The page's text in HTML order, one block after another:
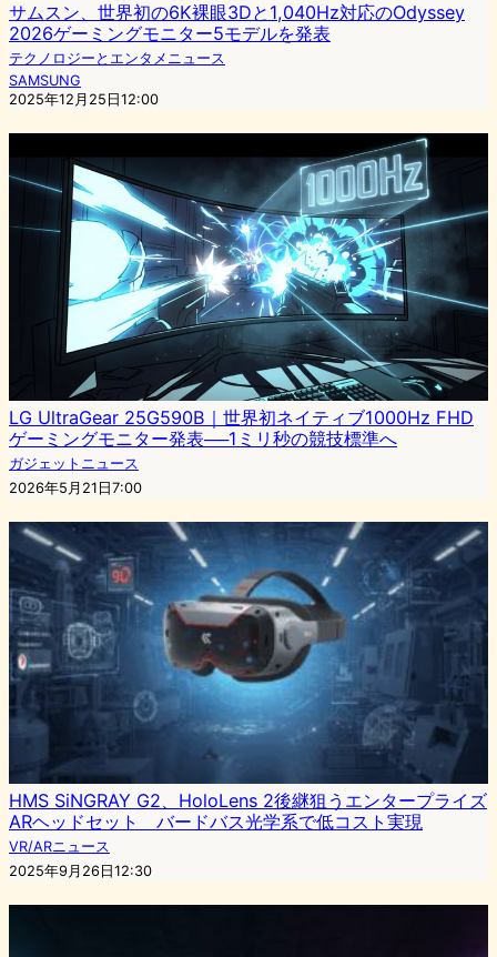
サムスン、世界初の6K裸眼3Dと1,040Hz対応のOdyssey
2026ゲーミングモニター5モデルを発表
テクノロジーとエンタメニュース
SAMSUNG
2025年12月25日12:00
LG UltraGear 25G590B｜世界初ネイティブ1000Hz FHD
ゲーミングモニター発表──1ミリ秒の競技標準へ
ガジェットニュース
2026年5月21日7:00
HMS SiNGRAY G2、HoloLens 2後継狙うエンタープライズ
ARヘッドセット バードバス光学系で低コスト実現
VR/ARニュース
2025年9月26日12:30